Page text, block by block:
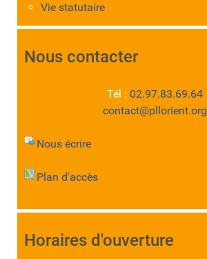
Vie statutaire
Nous contacter
Tél : 02.97.83.69.64
contact@pllorient.org
Nous écrire
Plan d'accès
Horaires d'ouverture